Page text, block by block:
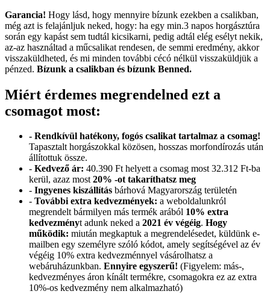
Garancia! Hogy lásd, hogy mennyire bízunk ezekben a csalikban,
még azt is felajánljuk neked, hogy: ha egy min.3 napos horgásztúra
során egy kapást sem tudtál kicsikarni, pedig adtál elég esélyt nekik,
az-az használtad a műcsalikat rendesen, de semmi eredmény, akkor
visszaküldheted, és mi minden további cécó nélkül visszaküldjük a
pénzed. Bízunk a csalikban és bízunk Benned.
Miért érdemes megrendelned ezt a
csomagot most:
- Rendkívül hatékony, fogós csalikat tartalmaz a csomag!
Tapasztalt horgászokkal közösen, hosszas morfondírozás után
állítottuk össze.
- Kedvező ár: 40.390 Ft helyett a csomag most 32.312 Ft-ba
kerül, azaz most20% -ot takaríthatsz meg
- Ingyenes kiszállítás bárhová Magyarország területén
- További extra kedvezmények: a weboldalunkról
megrendelt bármilyen más termék arából 10% extra
kedvezményt adunk neked a 2021 év végéig. Hogy
működik: miután megkaptuk a megrendelésedet, küldünk e-
mailben egy személyre szóló kódot, amely segítségével az év
végéig 10% extra kedvezménnyel vásárolhatsz a
webáruházunkban. Ennyire egyszerű! (Figyelem: más-,
kedvezményes áron kínált termékre, csomagokra ez az extra
10%-os kedvezmény nem alkalmazható)